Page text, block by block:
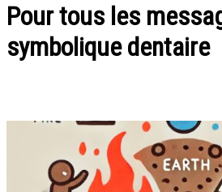
Pour tous les
symbolique dentaire